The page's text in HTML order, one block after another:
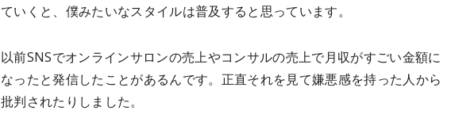
ていくと、僕みたいなスタイルは普及すると思っています。
以前SNSでオンラインサロンの売上やコンサルの売上で月収がすごい金額に
なったと発信したことがあるんです。正直それを見て嫌悪感を持った人から
批判されたりしました。